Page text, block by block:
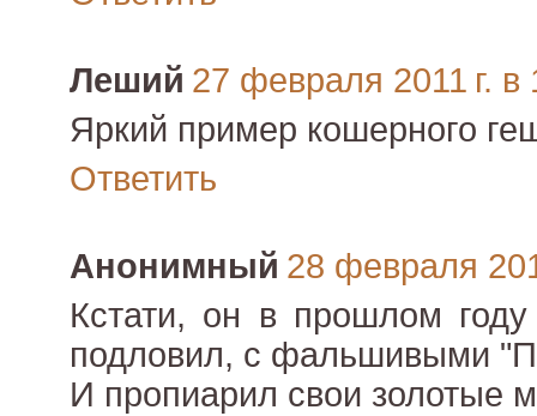
Леший 27 февраля 2011 г. в
Яркий пример кошерного
Ответить
Анонимный 28 февраля
Кстати, он в прошлом
подловил, с фальшивыми
И пропиарил свои золотые